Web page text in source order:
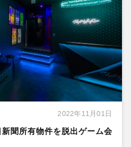
2022年11月01日
聞所有物件を脱出ゲーム会